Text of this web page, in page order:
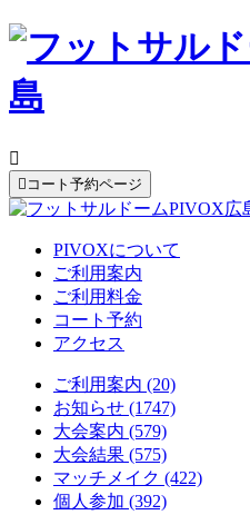

 コート予約ページ
PIVOXについて
ご利用案内
ご利用料金
コート予約
アクセス
ご利用案内 (20)
お知らせ (1747)
大会案内 (579)
大会結果 (575)
マッチメイク (422)
個人参加 (392)